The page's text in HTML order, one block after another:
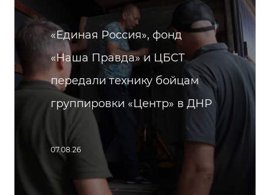
«Единая Россия», фонд
«Наша Правда» и ЦБСТ
передали технику бойцам
группировки «Центр» в ДНР
07.08.26